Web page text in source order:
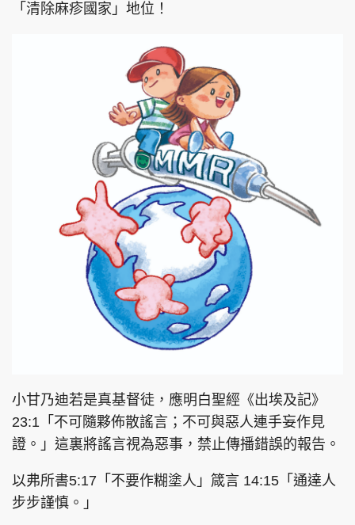
「清除麻疹國家」地位！
小甘乃迪若是真基督徒，應明白聖經《出埃及記》
23:1「不可隨夥佈散謠言；不可與惡人連手妄作見
證。」這裏將謠言視為惡事，禁止傳播錯誤的報告。
以弗所書5:17「不要作糊塗人」箴言 14:15「通達人
步步謹慎。」